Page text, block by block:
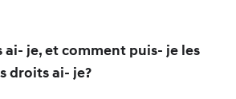
ai- je, et comment puis- je les
droits ai- je?